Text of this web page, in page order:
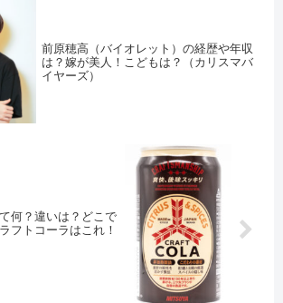
前原穂高（バイオレット）の経歴や年収
は？嫁が美人！こどもは？（カリスマバ
イヤーズ）
何？違いは？どこで
フトコーラはこれ！